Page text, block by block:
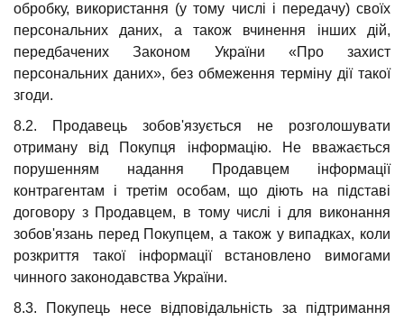
обробку, використання (у тому числі і передачу) своїх
персональних даних, а також вчинення інших дій,
передбачених Законом України «Про захист
персональних даних», без обмеження терміну дії такої
згоди.
8.2. Продавець зобов'язується не розголошувати
отриману від Покупця інформацію. Не вважається
порушенням надання Продавцем інформації
контрагентам і третім особам, що діють на підставі
договору з Продавцем, в тому числі і для виконання
зобов'язань перед Покупцем, а також у випадках, коли
розкриття такої інформації встановлено вимогами
чинного законодавства України.
8.3. Покупець несе відповідальність за підтримання